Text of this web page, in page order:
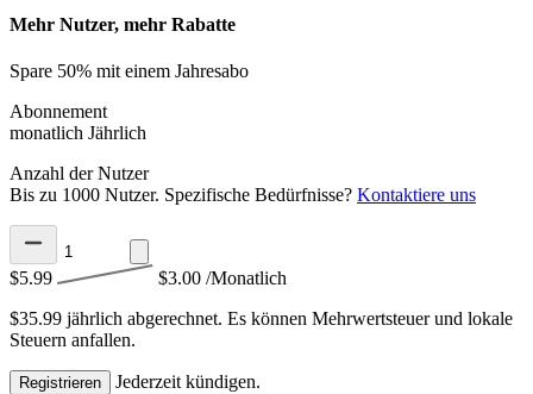
Mehr Nutzer, mehr Rabatte
Spare 50% mit einem Jahresabo
Abonnement
monatlich Jährlich
Anzahl der Nutzer
Bis zu 1000 Nutzer. Spezifische Bedürfnisse? Kontaktiere uns
$5.99 $3.00 /Monatlich
$35.99 jährlich abgerechnet. Es können Mehrwertsteuer und lokale
Steuern anfallen.
Registrieren Jederzeit kündigen.